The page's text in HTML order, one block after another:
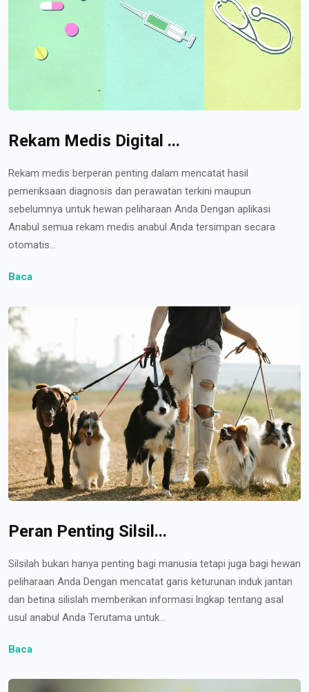
Rekam Medis Digital ...
Rekam medis berperan penting dalam mencatat hasil
pemeriksaan diagnosis dan perawatan terkini maupun
sebelumnya untuk hewan peliharaan Anda Dengan aplikasi
Anabul semua rekam medis anabul Anda tersimpan secara
otomatis...
Baca
Peran Penting Silsil...
Silsilah bukan hanya penting bagi manusia tetapi juga bagi hewan
peliharaan Anda Dengan mencatat garis keturunan induk jantan
dan betina silislah memberikan informasi lngkap tentang asal
usul anabul Anda Terutama untuk...
Baca